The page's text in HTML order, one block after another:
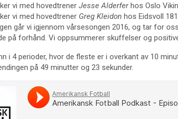
vi med hovedtrener Jesse Alderferhos Oslo
vi med hovedtrener Greg Kleidon hos Eidsvoll
går vi igjennom vårsesongen 2016, og tar for
på forhånd. Vi oppsummerer skuffelser og
i 4 perioder, hvor de fleste er i overkant av 10
på 49 minutter og 23 sekunder.